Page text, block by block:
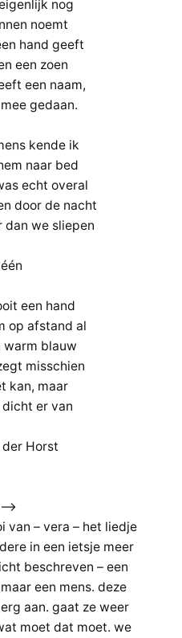
nog
noemt
hand geeft
een zoen
een naam,
gedaan.
kende ik
naar bed
echt overal
door de nacht
dan we sliepen
een hand
op afstand al
warm blauw
misschien
kan, maar
er van
Horst
van – vera – het liedje
in een ietsje meer
beschreven – een
een mens. deze
aan. gaat ze weer
moet dat moet. we